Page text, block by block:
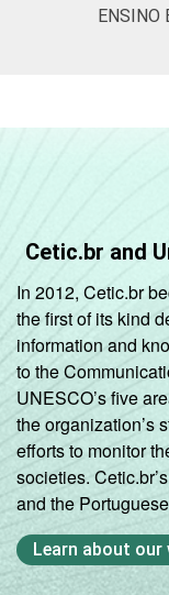
Fonte:
Estudos
Pesquisa
ENSINO
Cetic.br and
In 2012, Cetic.br
the first of its kind
information and
to the
UNESCO’s five
the organization’s
efforts to monitor
societies.
and the
Learn about our